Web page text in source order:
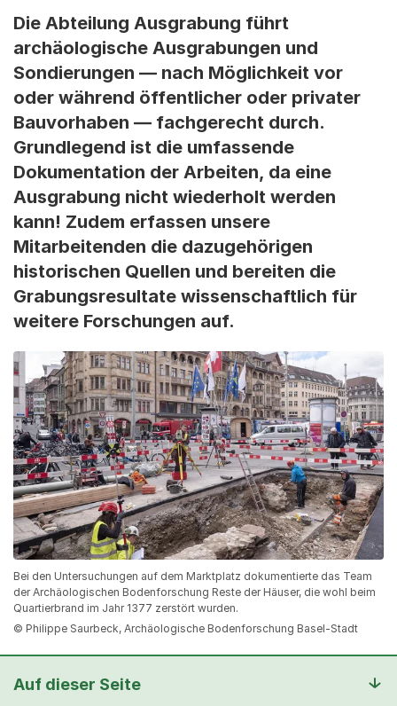
Die Abteilung Ausgrabung führt
archäologische Ausgrabungen und
Sondierungen — nach Möglichkeit vor
oder während öffentlicher oder privater
Bauvorhaben — fachgerecht durch.
Grundlegend ist die umfassende
Dokumentation der Arbeiten, da eine
Ausgrabung nicht wiederholt werden
kann! Zudem erfassen unsere
Mitarbeitenden die dazugehörigen
historischen Quellen und bereiten die
Grabungsresultate wissenschaftlich für
weitere Forschungen auf.
Bei den Untersuchungen auf dem Marktplatz dokumentierte das Team
der Archäologischen Bodenforschung Reste der Häuser, die wohl beim
Quartierbrand im Jahr 1377 zerstört wurden.
© Philippe Saurbeck, Archäologische Bodenforschung Basel-Stadt
Auf dieser Seite